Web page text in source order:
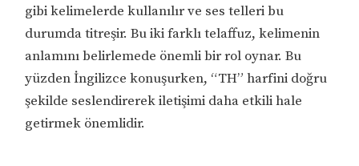
gibi kelimelerde kullanılır ve ses telleri bu
durumda titreşir. Bu iki farklı telaffuz, kelimenin
anlamını belirlemede önemli bir rol oynar. Bu
yüzden İngilizce konuşurken, “TH” harfini doğru
şekilde seslendirerek iletişimi daha etkili hale
getirmek önemlidir.